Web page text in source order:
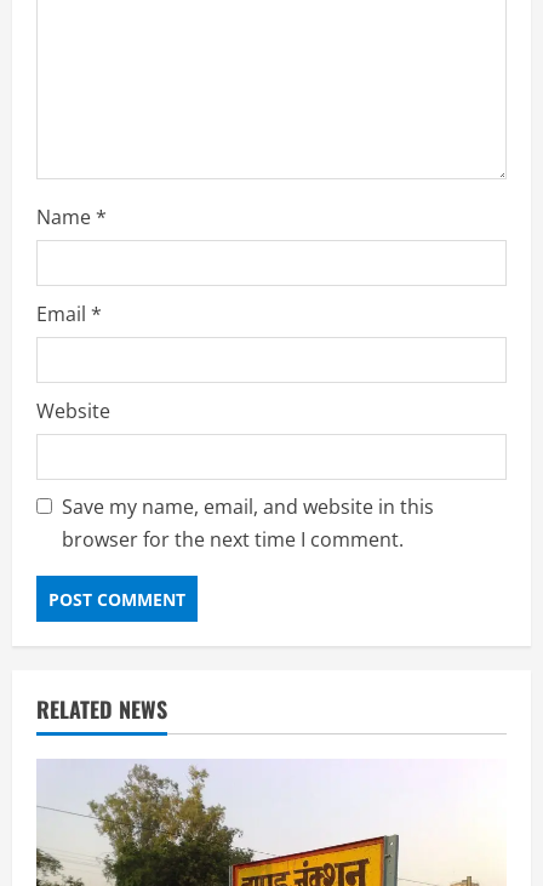
Name*
Email *
Website
Save my name, email, and website in this
browser for the next time I comment.
RELATED NEWS